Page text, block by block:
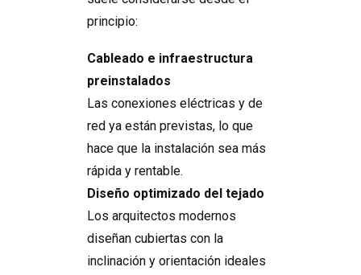
principio:
Cableado e infraestructura
preinstalados
Las conexiones eléctricas y de
red ya están previstas, lo que
hace que la instalación sea más
rápida y rentable.
Diseño optimizado del tejado
Los arquitectos modernos
diseñan cubiertas con la
inclinación y orientación ideales